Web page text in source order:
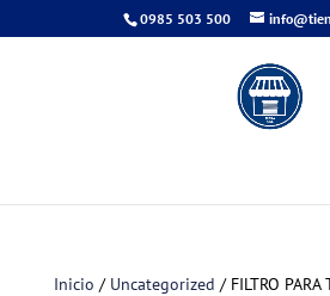
0985 503 500
Inicio / Uncategorized / FILTRO PARA